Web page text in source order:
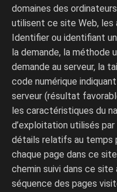
domaines des
utilisent ce site Web, les
Identifier ou identifiant
la demande, la méthode
demande au serveur, la
code numérique
serveur (résultat
les caractéristiques du
d’exploitation utilisés
détails relatifs au temps
chaque page dans ce
chemin suivi dans ce
séquence des pages